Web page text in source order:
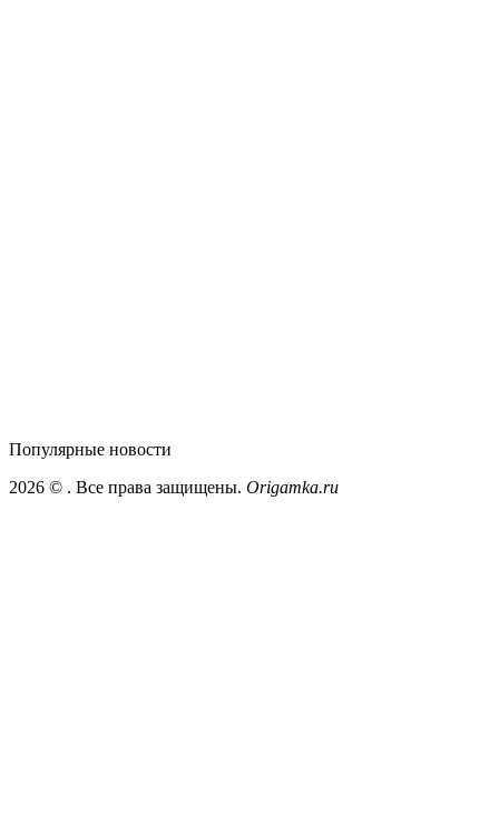
Популярные новости
2026 © . Все права защищены. Origamka.ru